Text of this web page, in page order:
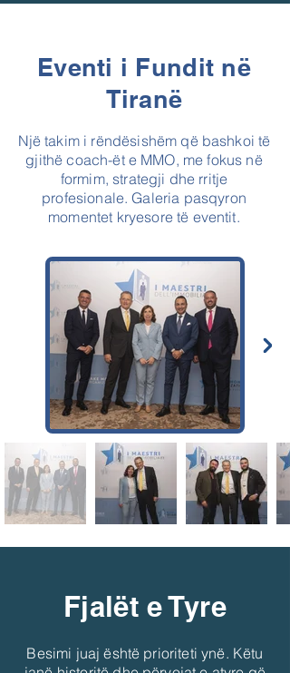
Eventi i Fundit në
Tiranë
Një takim i rëndësishëm që bashkoi të
gjithë coach-ët e MMO, me fokus në
formim, strategji dhe rritje
profesionale. Galeria pasqyron
momentet kryesore të eventit.
Fjalët e Tyre
Besimi juaj është prioriteti ynë. Këtu